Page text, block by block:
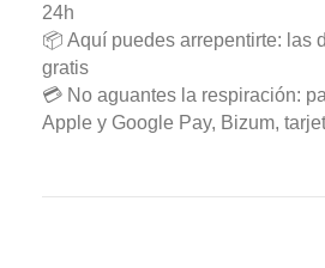
24h
📦 Aquí puedes arrepentirte: las
gratis
💳 No aguantes la respiración:
Apple y Google Pay, Bizum,